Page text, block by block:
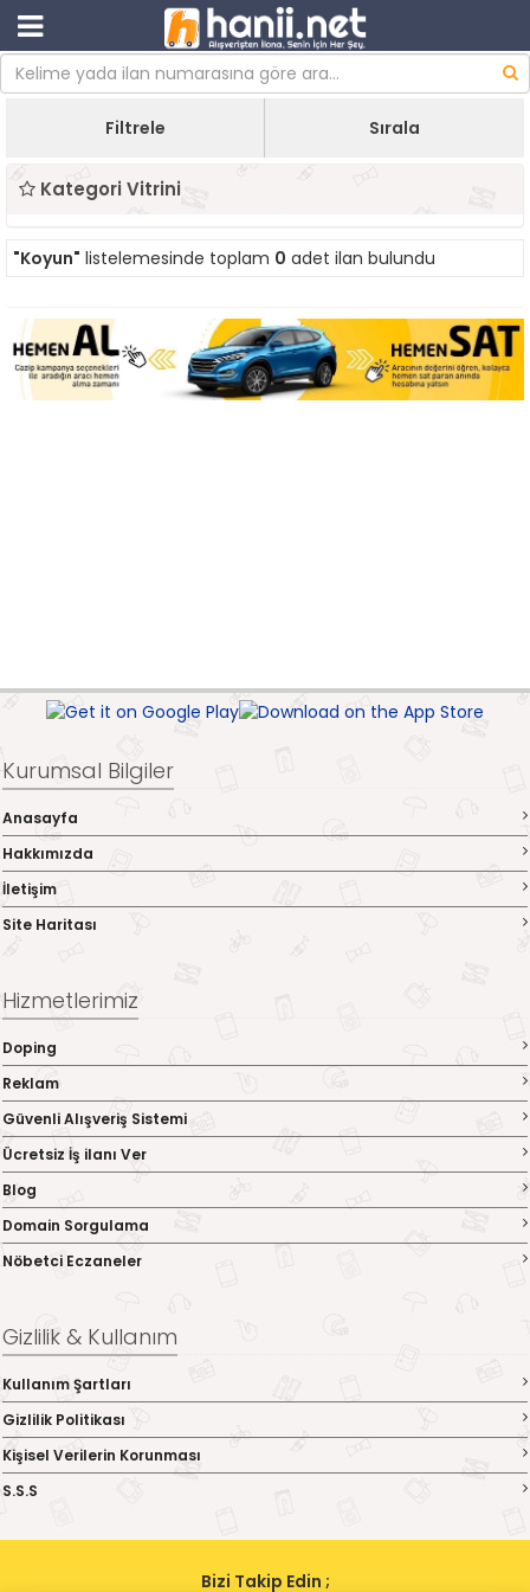
Filtrele Sırala
Kategori Vitrini
"Koyun" listelemesinde toplam 0 adet ilan bulundu
Kurumsal Bilgiler
Anasayfa
Hakkımızda
İletişim
Site Haritası
Hizmetlerimiz
Doping
Reklam
Güvenli Alışveriş Sistemi
Ücretsiz İş ilanı Ver
Blog
Domain Sorgulama
Nöbetci Eczaneler
Gizlilik & Kullanım
Kullanım Şartları
Gizlilik Politikası
Kişisel Verilerin Korunması
S.S.S
Bizi Takip Edin ;